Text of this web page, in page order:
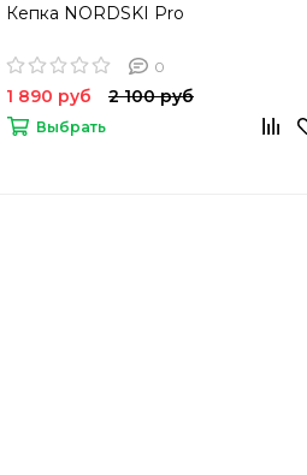
Кепка NORDSKI Pro
0
1 890 руб 2 100 руб
Выбрать